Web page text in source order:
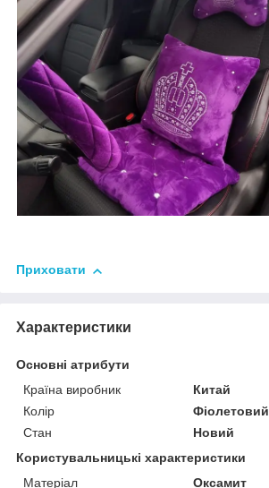
Приховати
Характеристики
Основні атрибути
Країна виробник
Китай
Колір
Фіолетовий
Стан
Новий
Користувальницькі характеристики
Матеріал
Оксамит